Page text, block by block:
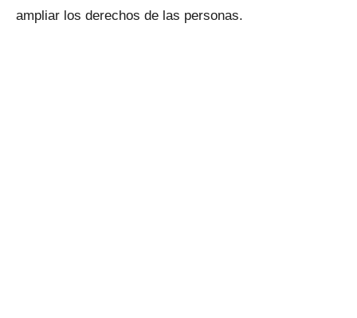
ampliar los derechos de las personas.